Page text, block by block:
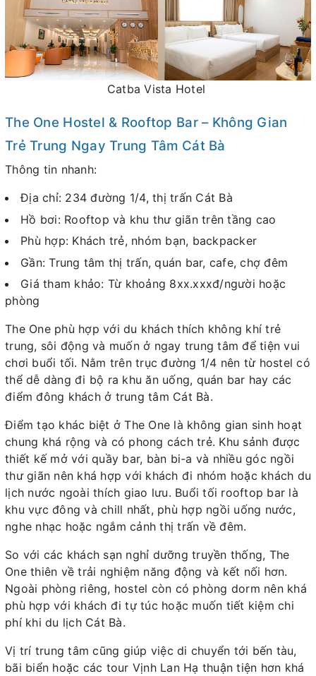
Catba Vista Hotel
The One Hostel & Rooftop Bar – Không Gian
Trẻ Trung Ngay Trung Tâm Cát Bà
Thông tin nhanh:
Địa chỉ: 234 đường 1/4, thị trấn Cát Bà
Hồ bơi: Rooftop và khu thư giãn trên tầng cao
Phù hợp: Khách trẻ, nhóm bạn, backpacker
Gần: Trung tâm thị trấn, quán bar, cafe, chợ đêm
Giá tham khảo: Từ khoảng 8xx.xxxđ/người hoặc
phòng
The One phù hợp với du khách thích không khí trẻ
trung, sôi động và muốn ở ngay trung tâm để tiện vui
chơi buổi tối. Nằm trên trục đường 1/4 nên từ hostel có
thể dễ dàng đi bộ ra khu ăn uống, quán bar hay các
điểm đông khách ở trung tâm Cát Bà.
Điểm tạo khác biệt ở The One là không gian sinh hoạt
chung khá rộng và có phong cách trẻ. Khu sảnh được
thiết kế mở với quầy bar, bàn bi-a và nhiều góc ngồi
thư giãn nên khá hợp với khách đi nhóm hoặc khách du
lịch nước ngoài thích giao lưu. Buổi tối rooftop bar là
khu vực đông và chill nhất, phù hợp ngồi uống nước,
nghe nhạc hoặc ngắm cảnh thị trấn về đêm.
So với các khách sạn nghỉ dưỡng truyền thống, The
One thiên về trải nghiệm năng động và kết nối hơn.
Ngoài phòng riêng, hostel còn có phòng dorm nên khá
phù hợp với khách đi tự túc hoặc muốn tiết kiệm chi
phí khi du lịch Cát Bà.
Vị trí trung tâm cũng giúp việc di chuyển tới bến tàu,
bãi biển hoặc các tour Vịnh Lan Hạ thuận tiện hơn khá